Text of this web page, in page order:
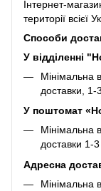
Інтернет-
території всієї
Способи
У відділенні
Мінімальна
доставки, 1-
У поштомат
Мінімальна
доставки 1-3
Адресна
Мінімальна